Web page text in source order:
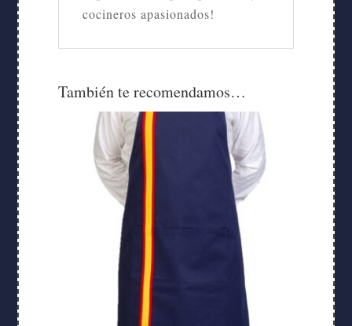
cocineros apasionados!
También te recomendamos…